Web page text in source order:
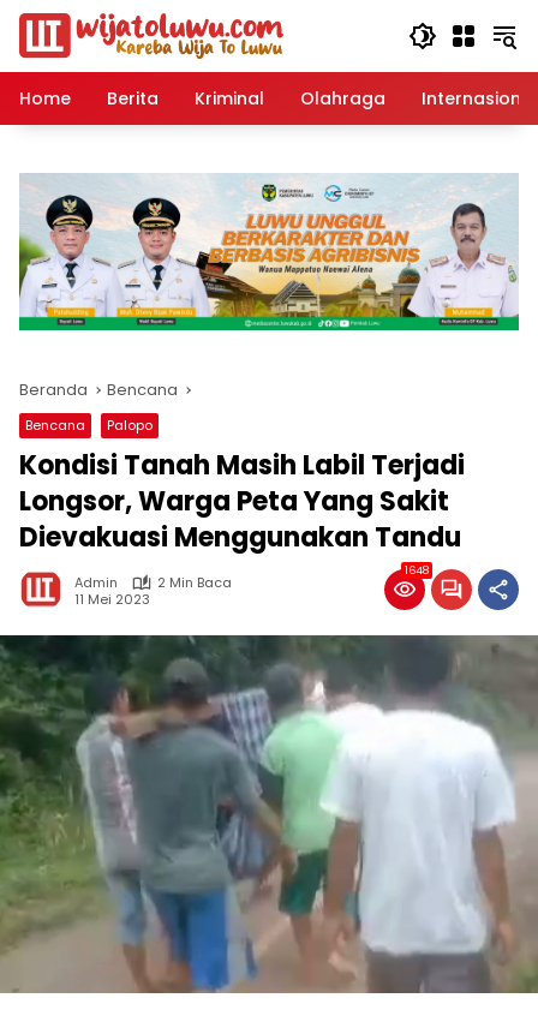
Langsung
konten
Home
Berita Kriminal Olahraga Internasional
Beranda Bencana
Bencana Palopo
Kondisi Tanah Masih Labil Terjadi
Longsor, Warga Peta Yang Sakit
Dievakuasi Menggunakan Tandu
Admin
2 Min Baca
11 Mei 2023
1648